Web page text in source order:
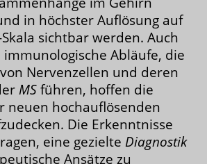
in höchster Auflösung auf
sichtbar werden. Auch
Abläufe, die
Nervenzellen und deren
MS führen, hoffen die
neuen hochauflösenden
Die Erkenntnisse
eine gezielte Diagnostik
Ansätze zu